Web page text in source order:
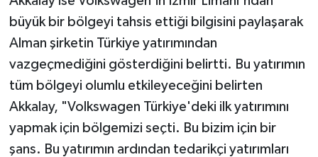
büyük bir bölgeyi tahsis ettiği bilgisini paylaşarak
Alman şirketin Türkiye yatırımından
vazgeçmediğini gösterdiğini belirtti. Bu yatırımın
tüm bölgeyi olumlu etkileyeceğini belirten
Akkalay, "Volkswagen Türkiye'deki ilk yatırımını
yapmak için bölgemizi seçti. Bu bizim için bir
şans. Bu yatırımın ardından tedarikçi yatırımları